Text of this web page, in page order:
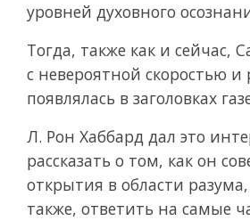
уровней духовного
Тогда, также как и сейчас,
с невероятной скоростью и
появлялась в заголовках
Л. Рон Хаббард дал это
рассказать о том, как он
открытия в области
также, ответить на самые